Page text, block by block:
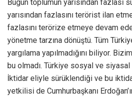
Bugün toplumun yarısından fazlası
yarısından fazlasını terörist ilan
fazlasını terörize etmeye devam
yönetme tarzına dönüştü. Tüm
yargılama yapılmadığını biliyor.
bu olmadı. Türkiye sosyal ve
İktidar eliyle sürüklendiği ve bu
yetkilisi de Cumhurbaşkanı